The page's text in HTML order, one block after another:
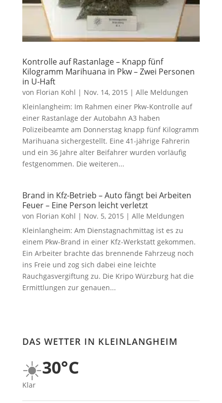
Kontrolle auf Rastanlage – Knapp fünf
Kilogramm Marihuana in Pkw – Zwei Personen
in U-Haft
von Florian Kohl | Nov. 14, 2015 | Alle Meldungen
Kleinlangheim: Im Rahmen einer Pkw-Kontrolle auf
einer Rastanlage der Autobahn A3 haben
Polizeibeamte am Donnerstag knapp fünf Kilogramm
Marihuana sichergestellt. Eine 41-jährige Fahrerin
und ein 36 Jahre alter Beifahrer wurden vorläufig
festgenommen. Die weiteren...
Brand in Kfz-Betrieb – Auto fängt bei Arbeiten
Feuer – Eine Person leicht verletzt
von Florian Kohl | Nov. 5, 2015 | Alle Meldungen
Kleinlangheim: Am Dienstagnachmittag ist es zu
einem Pkw-Brand in einer Kfz-Werkstatt gekommen.
Ein Arbeiter brachte das brennende Fahrzeug noch
ins Freie und zog sich dabei eine leichte
Rauchgasvergiftung zu. Die Kripo Würzburg hat die
Ermittlungen zur genauen...
DAS WETTER IN KLEINLANGHEIM
☀️30°C
Klar